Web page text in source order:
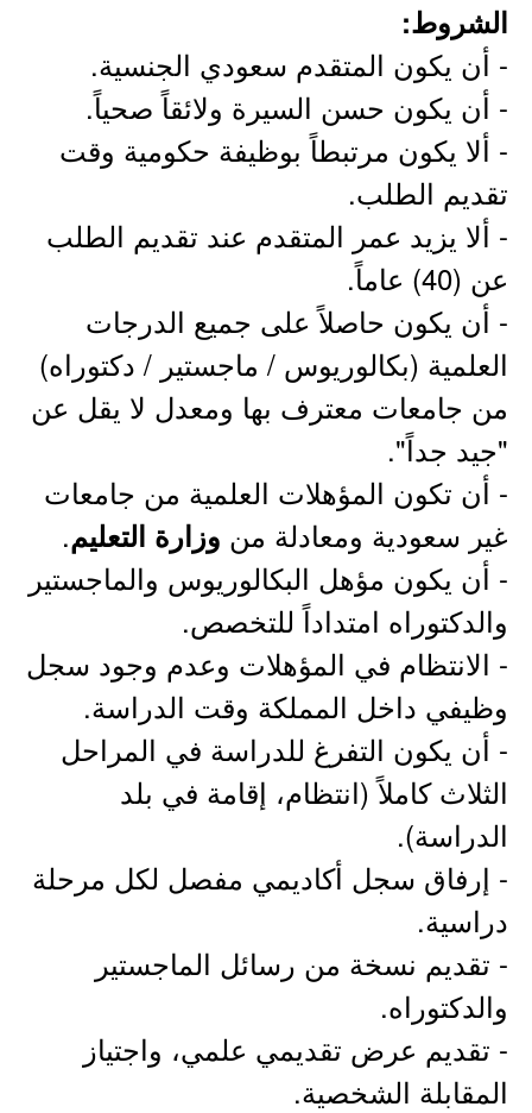
الشروط:
- أن يكون المتقدم سعودي الجنسية.
- أن يكون حسن السيرة ولائقاً صحياً.
- ألا يكون مرتبطاً بوظيفة حكومية وقت
تقديم الطلب.
- ألا يزيد عمر المتقدم عند تقديم الطلب
عن (40) عاماً.
- أن يكون حاصلاً على جميع الدرجات
العلمية (بكالوريوس / ماجستير / دكتوراه)
من جامعات معترف بها ومعدل لا يقل عن
"جيد جداً".
- أن تكون المؤهلات العلمية من جامعات
غير سعودية ومعادلة من وزارة التعليم.
- أن يكون مؤهل البكالوريوس والماجستير
والدكتوراه امتداداً للتخصص.
- الانتظام في المؤهلات وعدم وجود سجل
وظيفي داخل المملكة وقت الدراسة.
- أن يكون التفرغ للدراسة في المراحل
الثلاث كاملاً (انتظام، إقامة في بلد
الدراسة).
- إرفاق سجل أكاديمي مفصل لكل مرحلة
دراسية.
- تقديم نسخة من رسائل الماجستير
والدكتوراه.
- تقديم عرض تقديمي علمي، واجتياز
المقابلة الشخصية.